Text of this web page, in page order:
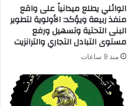
الوائلي يطلع ميدانياً على واقع
منفذ ربيعة ويؤكد: الأولوية لتطوير
البنى التحتية وتسهيل ورفع
مستوى التبادل التجاري والترانزيت
منذ 9 ساعات